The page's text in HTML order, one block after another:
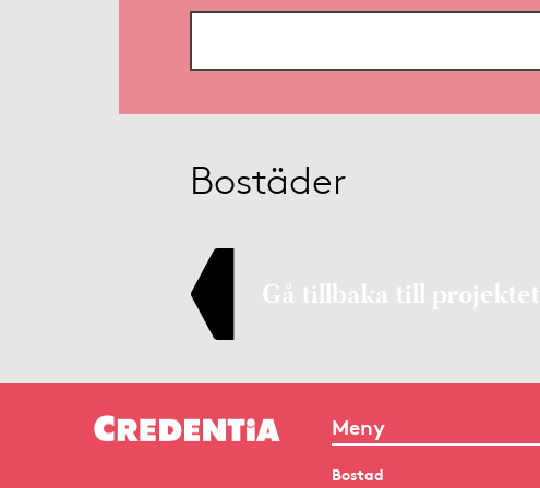
Bostäder
Gå tillbaka till projektet
Meny
Bostad